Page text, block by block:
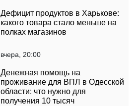
Дефицит продуктов в Харькове:
какого товара стало меньше на
полках магазинов
вчера, 20:00
Денежная помощь на
проживание для ВПЛ в Одесской
области: что нужно для
получения 10 тысяч